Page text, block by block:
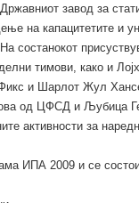
завод за
на капацитетите и
состанокот
тимови, како и
и Шарлот Жул
од ЦФСД и Љубица
активности за
ИПА 2009 и се